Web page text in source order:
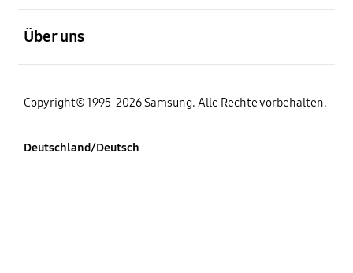
Über uns
Copyright© 1995-2026 Samsung. Alle Rechte vorbehalten.
Deutschland/Deutsch